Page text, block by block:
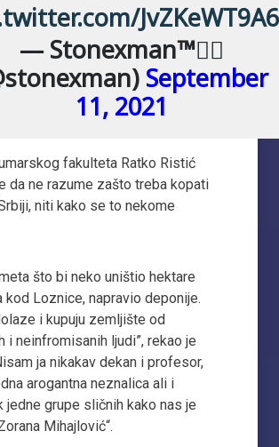
JvZKeWT9A6
— Stonexman™🚴‍♂️
September
11, 2021
fakulteta Ratko Ristić
da ne razume zašto treba kopati
niti kako se to nekome
što bi neko uništio hektare
kod Loznice, napravio deponije.
i kupuju zemljište od
i neinfromisanih ljudi”, rekao je
ja nikakav dekan i profesor,
arogantna neznalica ali i
jedne grupe sličnih kako nas je
Mihajlović“.